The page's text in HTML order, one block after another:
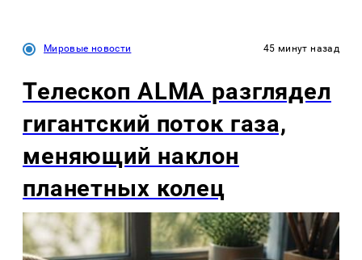
Мировые новости 45 минут назад
Телескоп ALMA разглядел
гигантский поток газа,
меняющий наклон
планетных колец